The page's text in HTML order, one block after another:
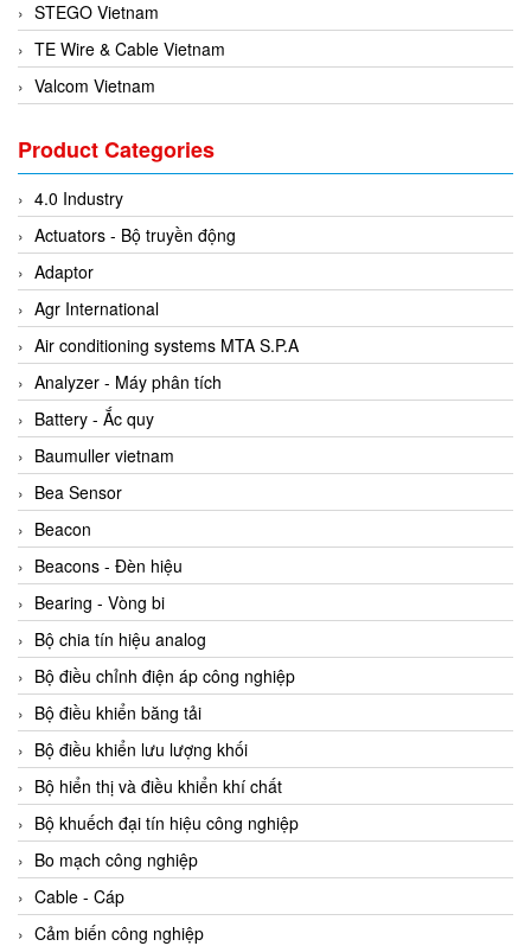
STEGO Vietnam
TE Wire & Cable Vietnam
Valcom Vietnam
3CTEST Vietnam
4B VietNam Vietnam
ABB Vietnam
AC Infinity Vietnam
AC&E Telecommunications
AC&T Vietnam
Accepta Vietnam
ACCUMAC Vietnam
AccuWeb Vietnam
Acey
ACOEM Vietnam
ADCA Vietnam
ADFweb Vietnam
Adler Vietnam
Ados Vietnam
Advanced Energy Vietnam
Advantech Vietnam
Agate Vietnam
AGR International Vietnam
Aichi Tokei Denki Vietnam
Aii Vietnam
AIKOH
Product Categories
4.0 Industry
Actuators - Bộ truyền động
Adaptor
Agr International
Air conditioning systems MTA S.P.A
Analyzer - Máy phân tích
Battery - Ắc quy
Baumuller vietnam
Bea Sensor
Beacon
Beacons - Đèn hiệu
Bearing - Vòng bi
Bộ chia tín hiệu analog
Bộ điều chỉnh điện áp công nghiệp
Bộ điều khiển băng tải
Bộ điều khiển lưu lượng khối
Bộ hiển thị và điều khiển khí chất
Bộ khuếch đại tín hiệu công nghiệp
Bo mạch công nghiệp
Cable - Cáp
Cảm biến công nghiệp